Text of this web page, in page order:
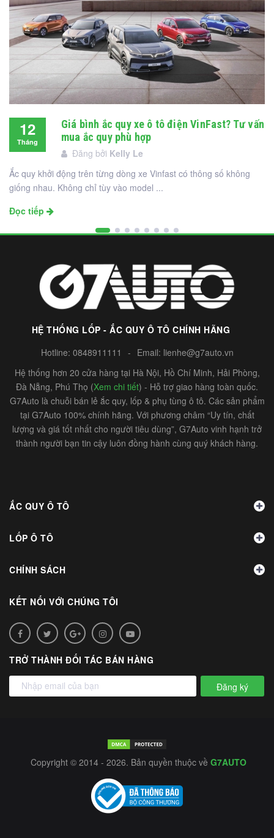
12
Tháng
Giá bình ắc quy xe ô tô điện VinFast? Tư vấn
mua ắc quy phù hợp
Đăng bởi Kelly Le
Ắc quy khởi động trên từng dòng xe Vinfast có thông số không
giống nhau. Không chỉ tùy vào model ...
Đọc tiếp
HỆ THỐNG LỐP - ẮC QUY Ô TÔ CHÍNH HÃNG
Hotline: 0848911111 - Email: lienhe@g7auto.vn
Hệ thống hơn 20 cửa hàng tại Hà Nội, Hồ Chí Minh, Hải Phòng,
Đà Nẵng, Phú Thọ (Xem chi tiết) - Hỗ trợ giao hàng toàn quốc.
G7Auto là chuỗi bán lẻ ắc quy, lốp & phụ tùng ô tô. Các sản phẩm
tại G7Auto 100% chính hãng. Với phương châm “Uy tín, chất
lượng và giá tốt nhất cho người tiêu dùng”, G7Auto vinh hạnh trở
thành người bạn tin cậy luôn đồng hành cùng quý khách hàng.
ẮC QUY Ô TÔ
LỐP Ô TÔ
CHÍNH SÁCH
KẾT NỐI VỚI CHÚNG TÔI
TRỞ THÀNH ĐỐI TÁC BÁN HÀNG
Đăng ký
Copyright © 2014 - 2026. Bản quyền thuộc về G7AUTO